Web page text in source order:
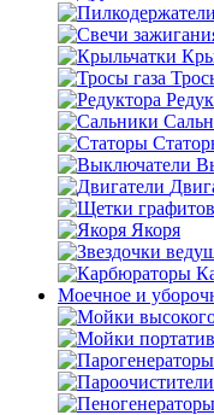
Якоря
Моечное и